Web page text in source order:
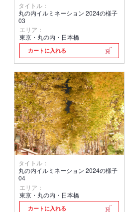
タイトル：
丸の内イルミネーション 2024の様子
03
エリア：
東京・丸の内・日本橋
カートに入れる
タイトル：
丸の内イルミネーション 2024の様子
04
エリア：
東京・丸の内・日本橋
カートに入れる